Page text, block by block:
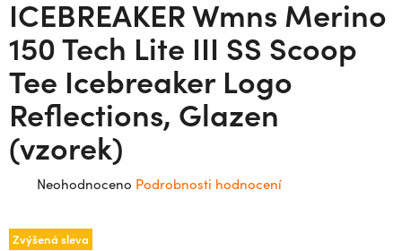
ICEBREAKER Wmns Merino
150 Tech Lite III SS Scoop
Tee Icebreaker Logo
Reflections, Glazen
(vzorek)
Průměrné
produktu
Neohodnoceno Podrobnosti hodnocení
Zvýšená sleva